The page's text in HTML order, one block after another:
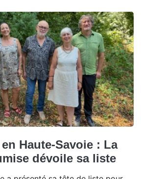
Haute-Savoie : La
dévoile sa liste